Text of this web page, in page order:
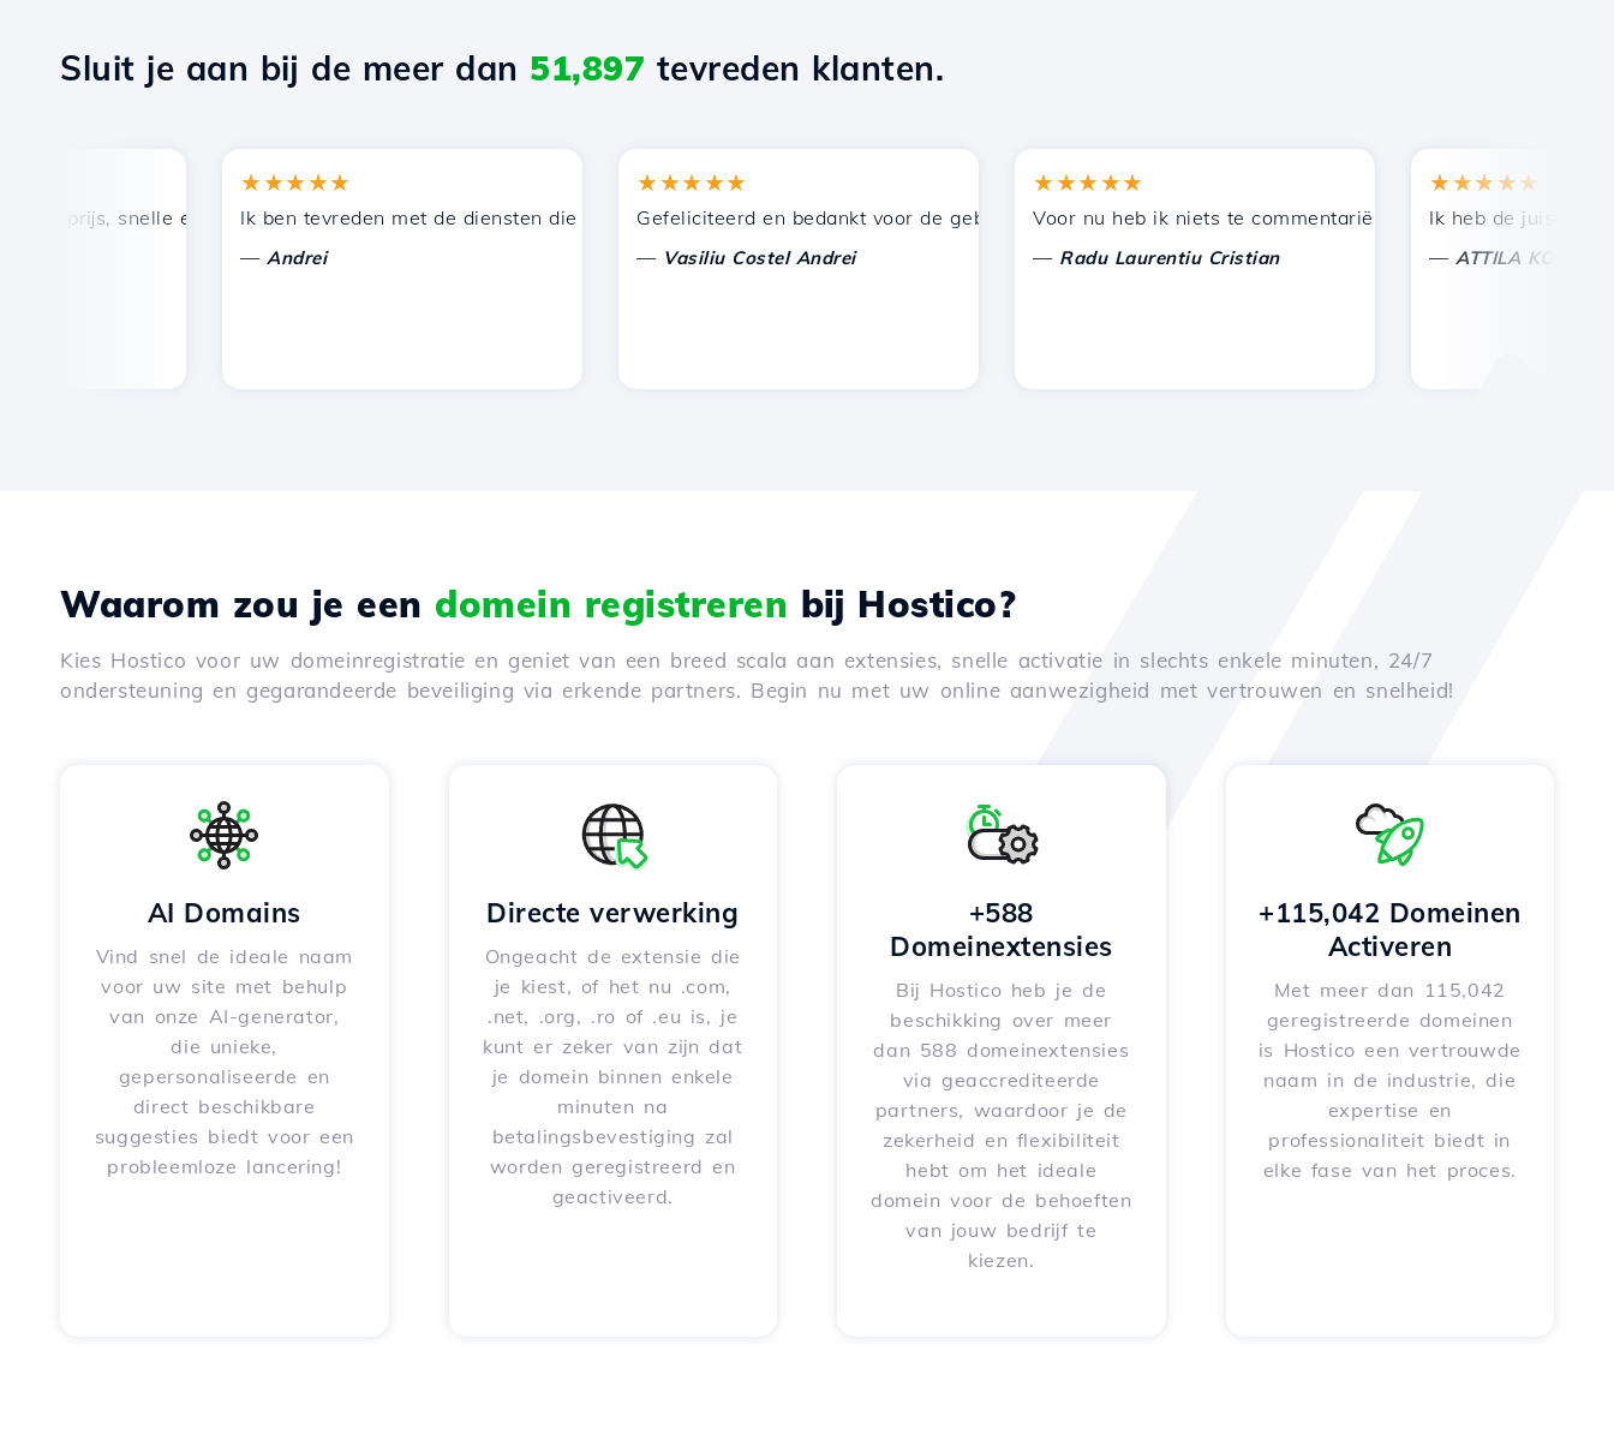
Sluit je aan bij de meer dan 51,897 tevreden klanten.
prijs, snelle en efficiënte technische ondersteuning.
★★★★★
Ik ben tevreden met de diensten die door Hostico worden aangeboden. Ik heb jullie aanbevolen bij andere bekenden.
Andrei
★★★★★
Gefeliciteerd en bedankt voor de geboden ondersteuning!
Vasiliu Costel Andrei
★★★★★
Voor nu heb ik niets te commentariëren, alleen om te
Radu Laurentiu Cristian
★★★★★
Ik heb de juiste keuze
ATTILA KOLES
Waarom zou je een domein registreren bij Hostico?
Kies Hostico voor uw domeinregistratie en geniet van een breed scala aan extensies, snelle activatie in slechts enkele minuten, 24/7
ondersteuning en gegarandeerde beveiliging via erkende partners. Begin nu met uw online aanwezigheid met vertrouwen en snelheid!
AI Domains
Vind snel de ideale naam
voor uw site met behulp
van onze AI-generator,
die unieke,
gepersonaliseerde en
direct beschikbare
suggesties biedt voor een
probleemloze lancering!
Directe verwerking
Ongeacht de extensie die
je kiest, of het nu .com,
.net, .org, .ro of .eu is, je
kunt er zeker van zijn dat
je domein binnen enkele
minuten na
betalingsbevestiging zal
worden geregistreerd en
geactiveerd.
+588
Domeinextensies
Bij Hostico heb je de
beschikking over meer
dan 588 domeinextensies
via geaccrediteerde
partners, waardoor je de
zekerheid en flexibiliteit
hebt om het ideale
domein voor de behoeften
van jouw bedrijf te
kiezen.
+115,042 Domeinen
Activeren
Met meer dan 115,042
geregistreerde domeinen
is Hostico een vertrouwde
naam in de industrie, die
expertise en
professionaliteit biedt in
elke fase van het proces.